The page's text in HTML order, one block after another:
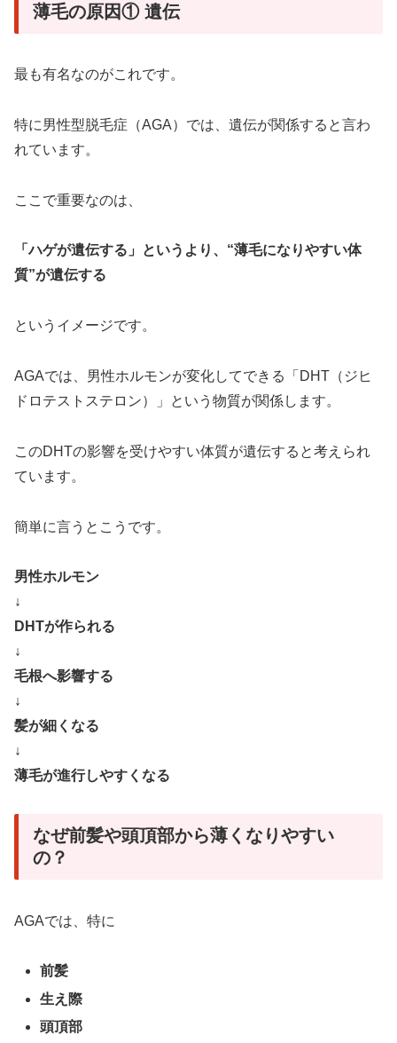
薄毛の原因① 遺伝
最も有名なのがこれです。
特に男性型脱毛症（AGA）では、遺伝が関係すると言わ
れています。
ここで重要なのは、
「ハゲが遺伝する」というより、“薄毛になりやすい体
質”が遺伝する
というイメージです。
AGAでは、男性ホルモンが変化してできる「DHT（ジヒ
ドロテストステロン）」という物質が関係します。
このDHTの影響を受けやすい体質が遺伝すると考えられ
ています。
簡単に言うとこうです。
男性ホルモン
↓
DHTが作られる
↓
毛根へ影響する
↓
髪が細くなる
↓
薄毛が進行しやすくなる
なぜ前髪や頭頂部から薄くなりやすい
の？
AGAでは、特に
前髪
生え際
頭頂部